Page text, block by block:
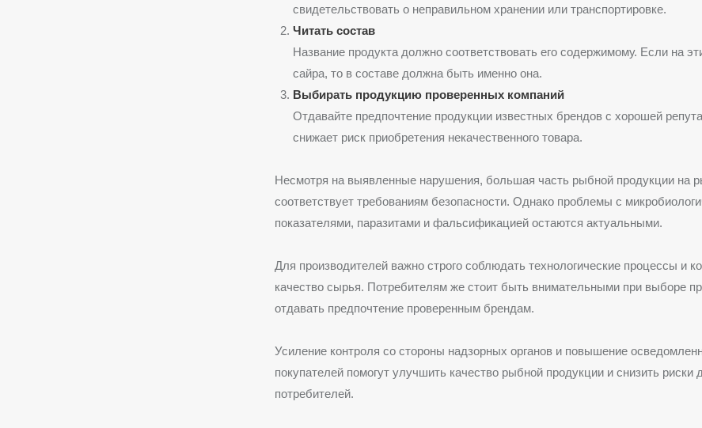
свидетельствовать о неправильном хранении или транспортировке.
Читать состав
Название продукта должно соответствовать его содержимому. Если на
сайра, то в составе должна быть именно она.
Выбирать продукцию проверенных компаний
Отдавайте предпочтение продукции известных брендов с хорошей
снижает риск приобретения некачественного товара.
Несмотря на выявленные нарушения, большая часть рыбной продукции на
соответствует требованиям безопасности. Однако проблемы с
показателями, паразитами и фальсификацией остаются актуальными.
Для производителей важно строго соблюдать технологические процессы и
качество сырья. Потребителям же стоит быть внимательными при выборе
отдавать предпочтение проверенным брендам.
Усиление контроля со стороны надзорных органов и повышение
покупателей помогут улучшить качество рыбной продукции и снизить риски
потребителей.